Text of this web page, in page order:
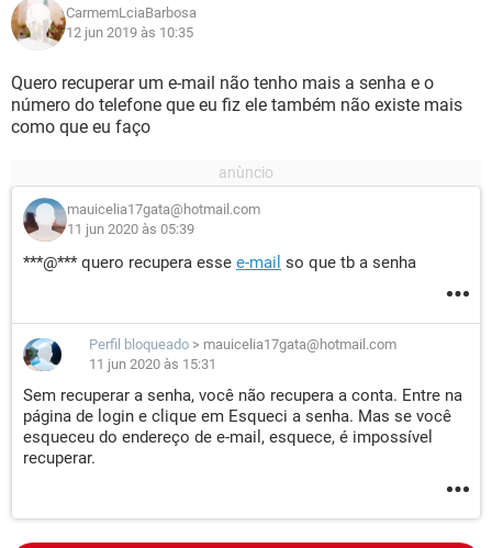
CarmemLciaBarbosa
12 jun 2019 às 10:35
Quero recuperar um e-mail não tenho mais a senha e o
número do telefone que eu fiz ele também não existe mais
como que eu faço
mauicelia17gata@hotmail.com
11 jun 2020 às 05:39
***@*** quero recupera esse e-mail so que tb a senha
Perfil bloqueado > mauicelia17gata@hotmail.com
11 jun 2020 às 15:31
Sem recuperar a senha, você não recupera a conta. Entre na
página de login e clique em Esqueci a senha. Mas se você
esqueceu do endereço de e-mail, esquece, é impossível
recuperar.